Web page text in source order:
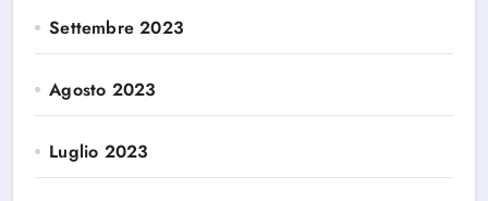
Settembre 2023
Agosto 2023
Luglio 2023